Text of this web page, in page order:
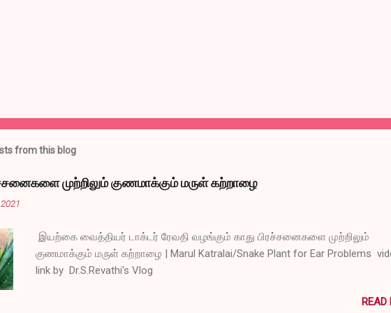
from this blog
முற்றிலும் குணமாக்கும் மருள் கற்றாழை
இயற்கை வைத்தியர் டாக்டர் ரேவதி வழங்கும் காது பிரச்சனைகளை முற்றிலும்
குணமாக்கும் மருள் கற்றாழை | Marul Katralai/Snake Plant for Ear Problems
link by Dr.S.Revathi's Vlog
READ